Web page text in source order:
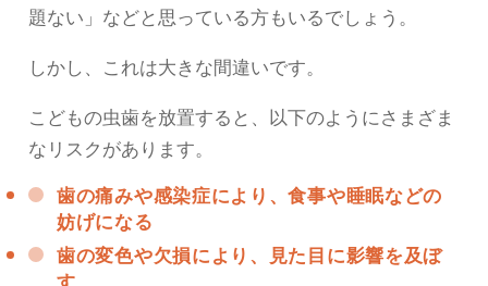
題ない」などと思っている方もいるでしょう。
しかし、これは大きな間違いです。
こどもの虫歯を放置すると、以下のようにさまざま
なリスクがあります。
歯の痛みや感染症により、食事や睡眠などの
妨げになる
歯の変色や欠損により、見た目に影響を及ぼ
す